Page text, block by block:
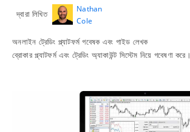
দ্বারা লিখিত
Nathan
Cole
অনলাইন ট্রেডিং প্ল্যাটফর্ম গবেষক এবং গাইড লেখক
ব্রোকার প্ল্যাটফর্ম এবং ট্রেডিং অ্যাকাউন্ট সিস্টেম নিয়ে গবেষণা করে।